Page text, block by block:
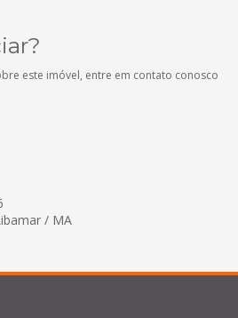
este imóvel, entre em contato conosco
/ MA